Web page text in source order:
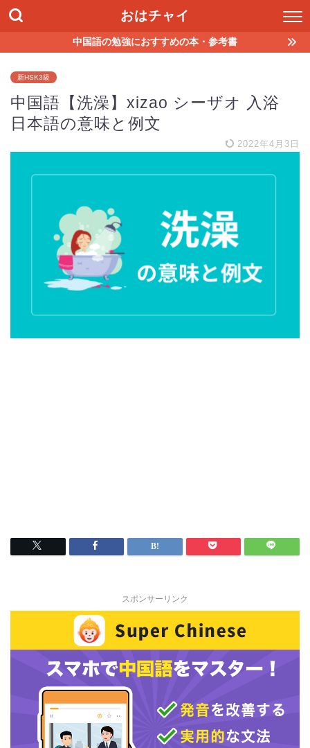
おはチャイ
中国語の勉強におすすめの本・参考書
新HSK3級
中国語【洗澡】xizao シーザオ 入浴
日本語の意味と例文
2022年4月3日
スポンサーリンク